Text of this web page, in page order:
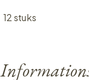
12 stuks